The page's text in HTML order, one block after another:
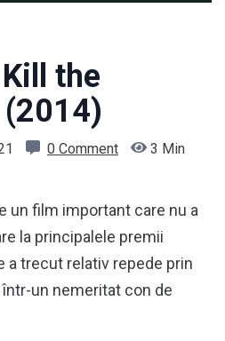
Kill the
0 Comment
3 Min
un film important care nu a
la principalele premii
a trecut relativ repede prin
un nemeritat con de